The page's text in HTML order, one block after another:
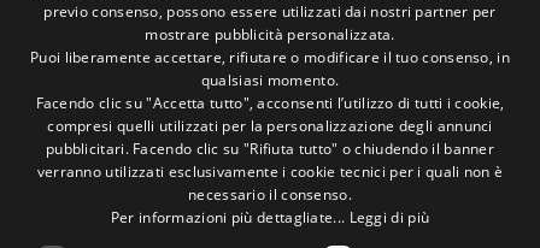
Seguici sui social
1M
Followers
13k
Followers
10+
Followers
300+
Followers
ENGLISH
previo consenso, possono essere utilizzati dai nostri partner per
mostrare pubblicità personalizzata.
Puoi liberamente accettare, rifiutare o modificare il tuo consenso, in
qualsiasi momento.
Facendo clic su "Accetta tutto", acconsenti l’utilizzo di tutti i cookie,
compresi quelli utilizzati per la personalizzazione degli annunci
pubblicitari. Facendo clic su "Rifiuta tutto" o chiudendo il banner
verranno utilizzati esclusivamente i cookie tecnici per i quali non è
necessario il consenso.
Per informazioni più dettagliate... Leggi di più